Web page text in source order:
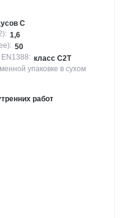
С
1,6
50
класс С2Т
упаковке в сухом
работ